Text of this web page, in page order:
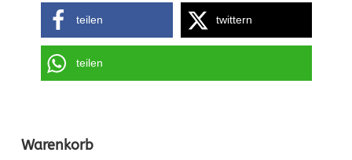
teilen twittern
teilen
Warenkorb